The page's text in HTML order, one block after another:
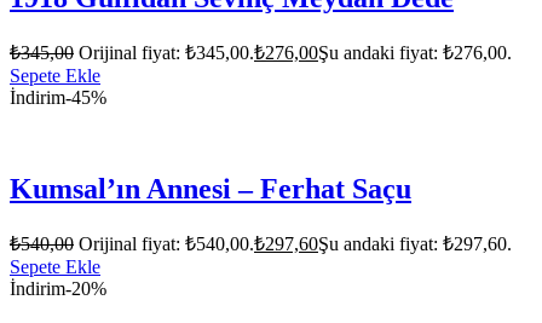
₺345,00 Orijinal fiyat: ₺345,00.₺276,00Şu andaki fiyat: ₺276,00.
Sepete Ekle
İndirim-45%
Kumsal’ın Annesi – Ferhat Saçu
₺540,00 Orijinal fiyat: ₺540,00.₺297,60Şu andaki fiyat: ₺297,60.
Sepete Ekle
İndirim-20%